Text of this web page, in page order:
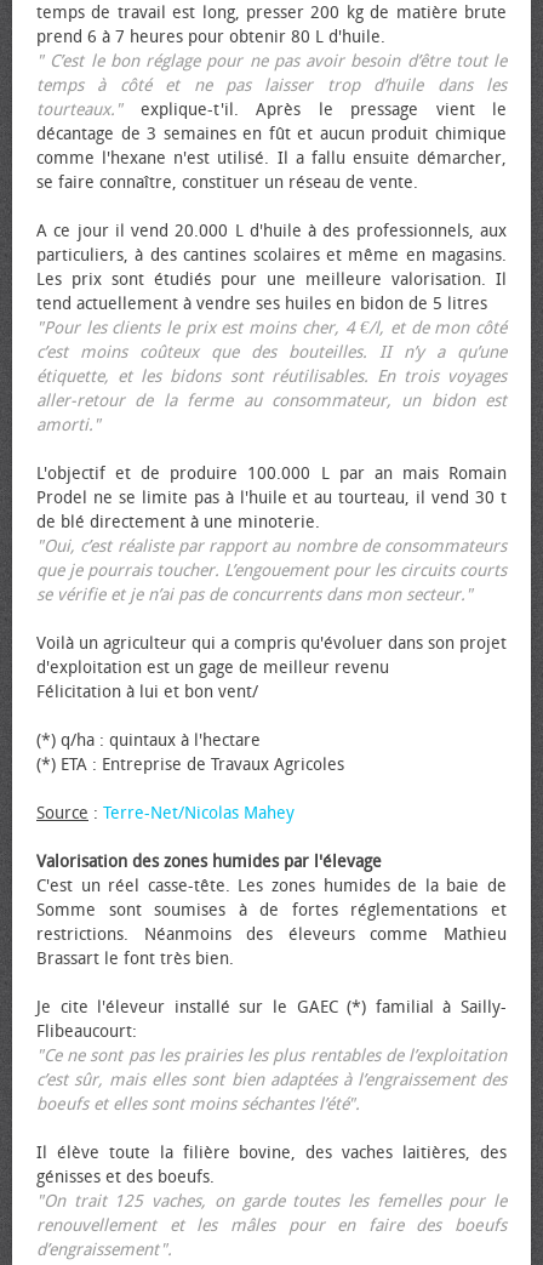
temps de travail est long, presser 200 kg de matière brute
prend 6 à 7 heures pour obtenir 80 L d'huile.
" C’est le bon réglage pour ne pas avoir besoin d’être tout le
temps à côté et ne pas laisser trop d’huile dans les
tourteaux."explique-t'il. Après le pressage vient le
décantage de 3 semaines en fût et aucun produit chimique
comme l'hexane n'est utilisé. Il a fallu ensuite démarcher,
se faire connaître, constituer un réseau de vente.
A ce jour il vend 20.000 L d'huile à des professionnels, aux
particuliers, à des cantines scolaires et même en magasins.
Les prix sont étudiés pour une meilleure valorisation. Il
tend actuellement à vendre ses huiles en bidon de 5 litres
"Pour les clients le prix est moins cher, 4 €/l, et de mon côté
c’est moins coûteux que des bouteilles. II n’y a qu’une
étiquette, et les bidons sont réutilisables. En trois voyages
aller-retour de la ferme au consommateur, un bidon est
amorti."
L'objectif et de produire 100.000 L par an mais Romain
Prodel ne se limite pas à l'huile et au tourteau, il vend 30 t
de blé directement à une minoterie.
"Oui, c’est réaliste par rapport au nombre de consommateurs
que je pourrais toucher. L’engouement pour les circuits courts
se vérifie et je n’ai pas de concurrents dans mon secteur."
Voilà un agriculteur qui a compris qu'évoluer dans son projet
d'exploitation est un gage de meilleur revenu
Félicitation à lui et bon vent/
(*) q/ha : quintaux à l'hectare
(*) ETA : Entreprise de Travaux Agricoles
Source : Terre-Net/Nicolas Mahey
Valorisation des zones humides par l'élevage
C'est un réel casse-tête. Les zones humides de la baie de
Somme sont soumises à de fortes réglementations et
restrictions. Néanmoins des éleveurs comme Mathieu
Brassart le font très bien.
Je cite l'éleveur installé sur le GAEC (*) familial à Sailly-
Flibeaucourt:
"Ce ne sont pas les prairies les plus rentables de l’exploitation
c’est sûr, mais elles sont bien adaptées à l’engraissement des
bœufs et elles sont moins séchantes l’été".
Il élève toute la filière bovine, des vaches laitières, des
génisses et des bœufs.
"On trait 125 vaches, on garde toutes les femelles pour le
renouvellement et les mâles pour en faire des bœufs
d’engraissement".